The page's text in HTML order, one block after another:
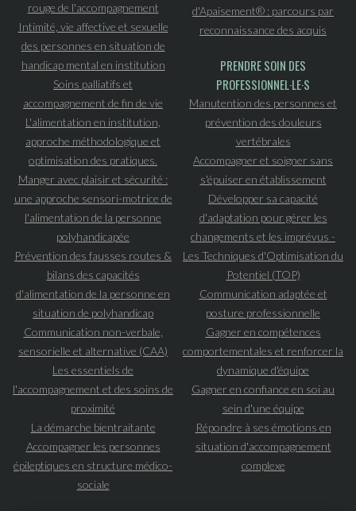
rouge de l'accompagnement
Intimité, vie affective et sexuelle
des personnes en situation de
handicap mental en institution
Soins palliatifs et
accompagnement de fin de vie
L'alimentation en institution,
approche méthodologique et
optimisation des pratiques.
Manger avec plaisir et sécurité :
une approche sensori-motrice de
l'alimentation de la personne
polyhandicapée
Prévention des fausses routes &
bilans des capacités
d'alimentation de la personne en
situation de polyhandicap
Communication non-verbale,
sensorielle et alternative (CAA)
Les essentiels de
l'accompagnement et des soins de
proximité
La démarche bientraitante
Accompagner les personnes
épileptiques en structure médico-
sociale
d'Apaisement® : parcours par
reconnaissance des acquis
PRENDRE SOIN DES
PROFESSIONNEL·LE·S
Manutention des personnes et
prévention des douleurs
vertébrales
Accompagner et soigner sans
s'épuiser en établissement
Développer sa capacité
d'adaptation pour gérer les
changements et les imprévus -
Les Techniques d'Optimisation du
Potentiel (TOP)
Communication adaptée et
posture professionnelle
Gagner en compétences
comportementales et renforcer la
dynamique d'équipe
Gagner en confiance en soi au
sein d'une équipe
Répondre à ses émotions en
situation d'accompagnement
complexe